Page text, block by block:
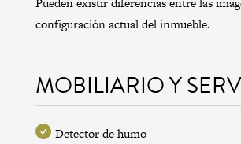
configuración actual del inmueble.
MOBILIARIO Y
Detector de humo